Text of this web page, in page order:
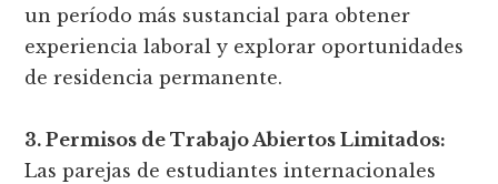
un período más sustancial para obtener
experiencia laboral y explorar oportunidades
de residencia permanente.
3. Permisos de Trabajo Abiertos Limitados:
Las parejas de estudiantes internacionales